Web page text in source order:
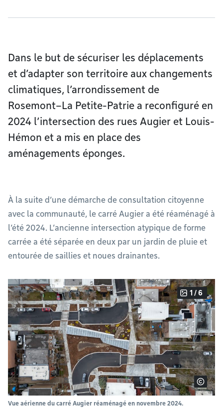
Dans le but de sécuriser les déplacements
et d’adapter son territoire aux changements
climatiques, l’arrondissement de
Rosemont–La Petite-Patrie a reconfiguré en
2024 l’intersection des rues Augier et Louis-
Hémon et a mis en place des
aménagements éponges.
À la suite d’une démarche de consultation citoyenne
avec la communauté, le carré Augier a été réaménagé à
l’été 2024. L’ancienne intersection atypique de forme
carrée a été séparée en deux par un jardin de pluie et
entourée de saillies et noues drainantes.
1 / 6
Vue aérienne du carré Augier réaménagé en novembre 2024.